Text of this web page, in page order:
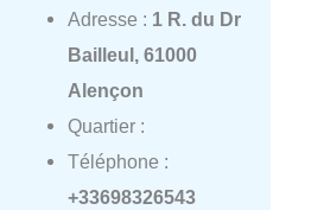
Adresse : 1 R. du Dr
Bailleul, 61000
Alençon
Quartier :
Téléphone :
+33698326543